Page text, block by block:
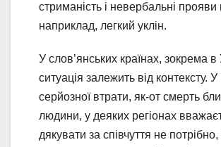
стриманість і невербальні прояви
наприклад, легкий уклін.
У слов’янських країнах, зокрема в
ситуація залежить від контексту.
серйозної втрати, як-от смерть
людини, у деяких регіонах
дякувати за співчуття не